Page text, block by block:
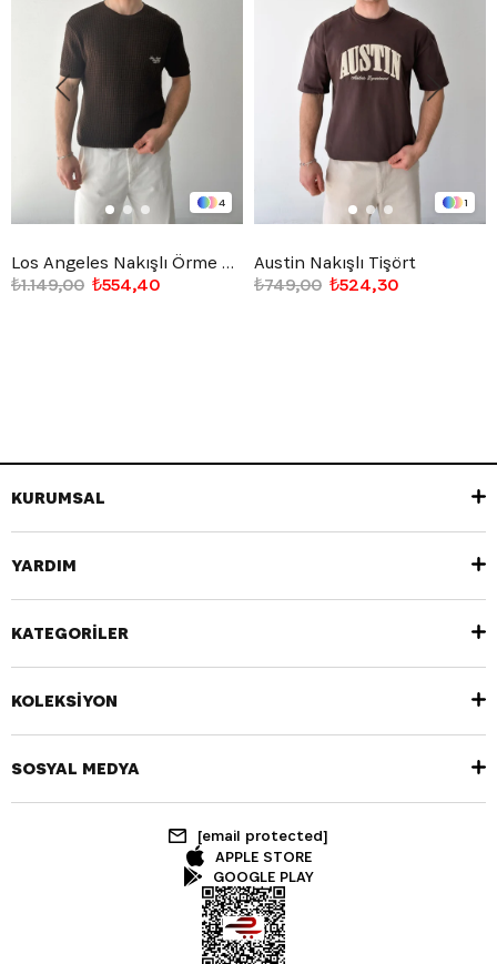
4
Los Angeles Nakışlı Örme Triko Tişört
₺554,40
₺1.149,00
1
Austin Nakışlı Tişört
₺524,30
₺749,00
KURUMSAL
YARDIM
KATEGORİLER
KOLEKSİYON
SOSYAL MEDYA
[email protected]
APPLE STORE
GOOGLE PLAY